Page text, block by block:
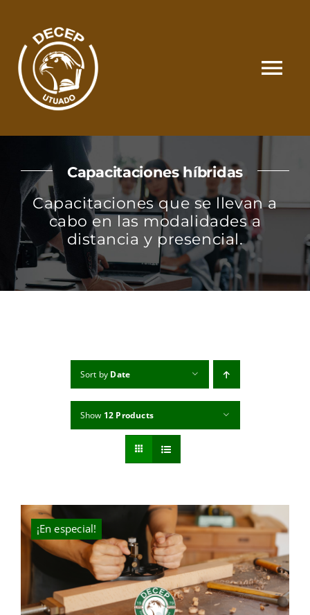
content
SOMOS
CATÁLOGO
MATRÍCULA Y PAGOS
CONTACTO
Capacitaciones híbridas
Capacitaciones que se llevan a
cabo en las modalidades a
distancia y presencial.
Sort by Date
Show 12 Products
¡En especial!